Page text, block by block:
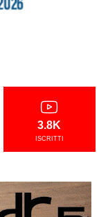
3.8K
ISCRITTI